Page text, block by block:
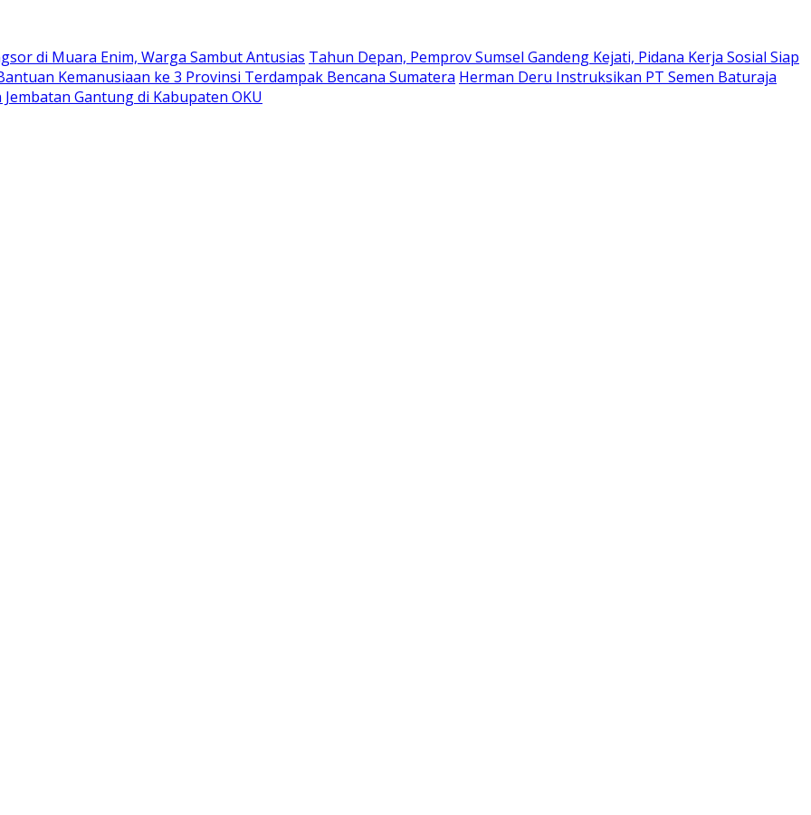
di Muara Enim, Warga Sambut Antusias Tahun Depan, Pemprov Sumsel Gandeng Kejati, Pidana Kerja Sosial Siap
Kemanusiaan ke 3 Provinsi Terdampak Bencana Sumatera Herman Deru Instruksikan PT Semen Baturaja
Gantung di Kabupaten OKU